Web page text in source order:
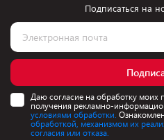
Подписаться на
Даю согласие на обработку моих
получения рекламно-
условиями обработки. Ознакомлен
обработкой, механизмом их
согласия или отказа.